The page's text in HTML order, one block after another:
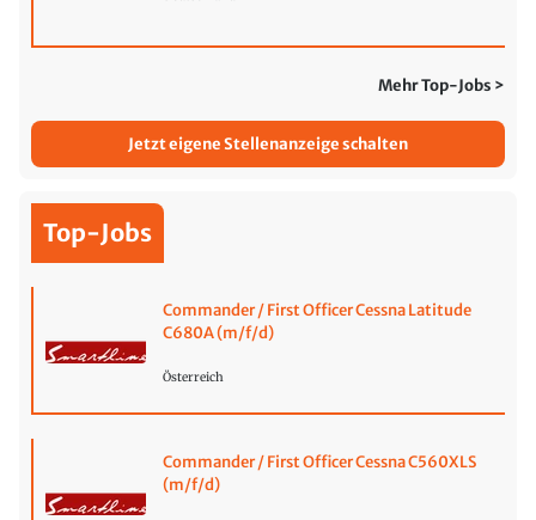
Mehr Top-Jobs >
Jetzt eigene Stellenanzeige schalten
Top-Jobs
Commander / First Officer Cessna Latitude
C680A (m/f/d)
Österreich
Commander / First Officer Cessna C560XLS
(m/f/d)